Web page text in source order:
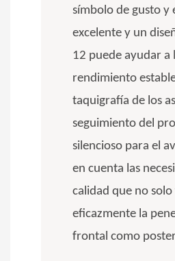
símbolo de gusto y
excelente y un
12 puede ayudar
rendimiento
taquigrafía de los
seguimiento del
silencioso para el
en cuenta las
calidad que no
eficazmente la
frontal como